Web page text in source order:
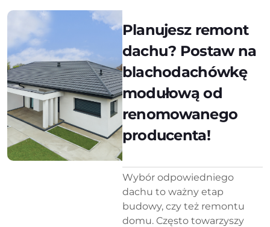
Planujesz remont
dachu? Postaw na
blachodachówkę
modułową od
renomowanego
producenta!
Wybór odpowiedniego
dachu to ważny etap
budowy, czy też remontu
domu. Często towarzyszy